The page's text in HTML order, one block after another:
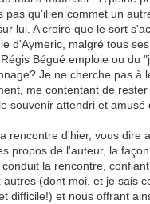
pas qu'il en commet un
lui. A croire que le sort
d'Aymeric, malgré tous
Bégué emploie ou du
Je ne cherche pas à
me contentant de
souvenir attendri et amusé
rencontre d'hier, vous dire
propos de l'auteur, la
la rencontre,
(dont moi, et je sais
difficile!) et nous offrant